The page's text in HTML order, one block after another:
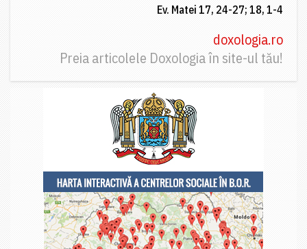
Ev. Matei 17, 24-27; 18, 1-4
doxologia.ro
Preia articolele Doxologia în site-ul tău!